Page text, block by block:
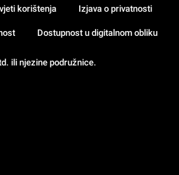
ili njezine podružnice.
korištenja Izjava o privatnosti
Dostupnost u digitalnom obliku